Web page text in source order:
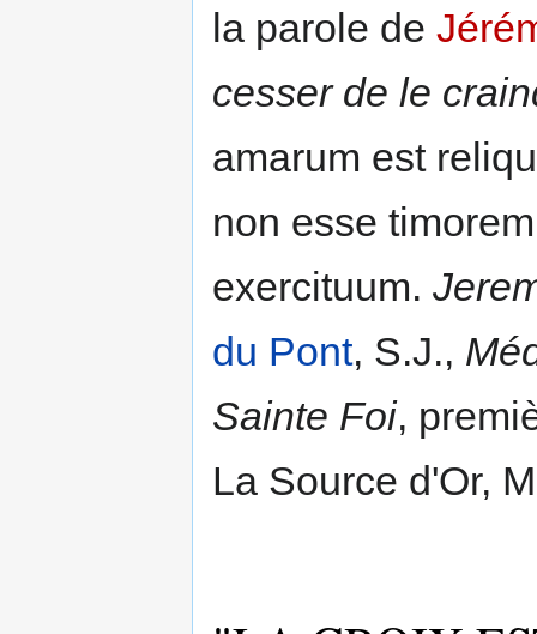
la parole de
cesser de le
amarum est
non esse
exercituum.
du Pont, S.J.,
Sainte Foi,
La Source d'Or,